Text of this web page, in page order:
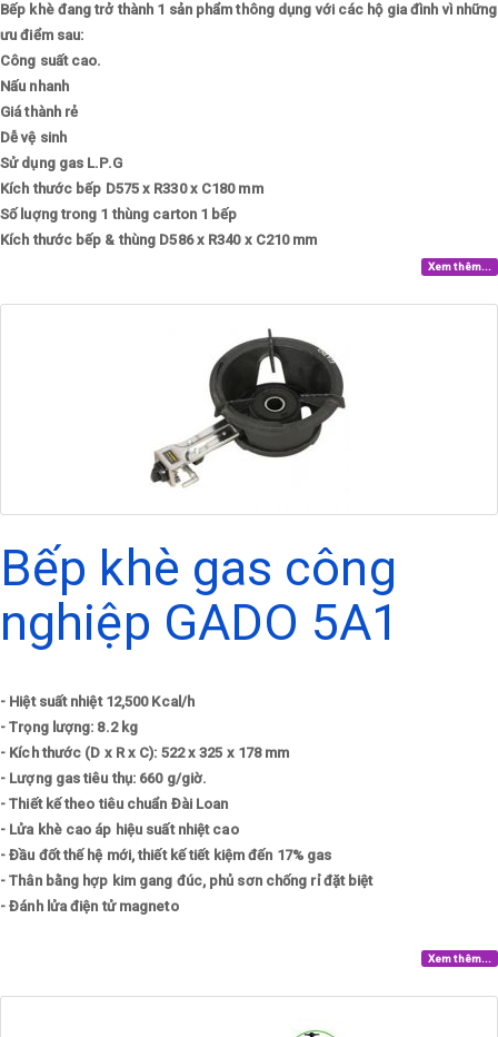
Bếp khè đang trở thành 1 sản phẩm thông dụng với các hộ gia đình vì những
ưu điểm sau:
Công suất cao.
Nấu nhanh
Giá thành rẻ
Dễ vệ sinh
Sử dụng gas L.P.G
Kích thước bếp D575 x R330 x C180 mm
Số luợng trong 1 thùng carton 1 bếp
Kích thước bếp & thùng D586 x R340 x C210 mm
Xem thêm...
Bếp khè gas công
nghiệp GADO 5A1
- Hiệt suất nhiệt 12,500 Kcal/h
- Trọng lượng: 8.2 kg
- Kích thước (D x R x C): 522 x 325 x 178 mm
- Lượng gas tiêu thụ: 660 g/giờ.
- Thiết kế theo tiêu chuẩn Đài Loan
- Lửa khè cao áp hiệu suất nhiệt cao
- Đầu đốt thế hệ mới, thiết kế tiết kiệm đến 17% gas
- Thân bằng hợp kim gang đúc, phủ sơn chống rỉ đặt biệt
- Đánh lửa điện tử magneto
Xem thêm...